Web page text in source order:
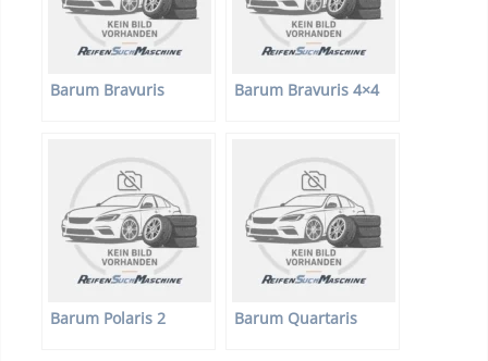
Barum Bravuris Barum Bravuris 4×4
Barum Polaris 2 Barum Quartaris